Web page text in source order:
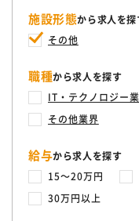
施設形態から求人を探
その他
職種から求人を探す
IT・テクノロジー
その他業界
給与から求人を探す
15〜20万円
30万円以上